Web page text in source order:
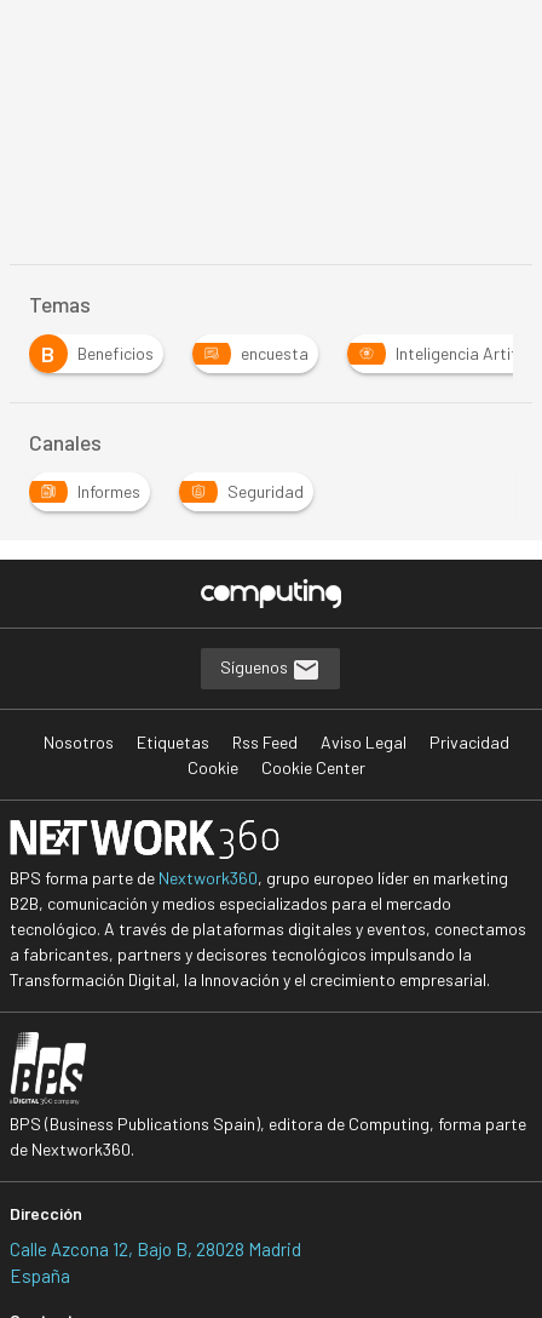
Temas
B
Beneficios encuesta Inteligencia
Canales
Informes Seguridad
Síguenos
Nosotros Etiquetas Rss Feed Aviso Legal
Privacidad
Cookie
Cookie Center
BPS forma parte de Nextwork360, grupo europeo líder en marketing
B2B, comunicación y medios especializados para el mercado
tecnológico. A través de plataformas digitales y eventos, conectamos
a fabricantes, partners y decisores tecnológicos impulsando la
Transformación Digital, la Innovación y el crecimiento empresarial.
BPS (Business Publications Spain), editora de Computing, forma parte
de Nextwork360.
Dirección
Calle Azcona 12, Bajo B, 28028 Madrid
España